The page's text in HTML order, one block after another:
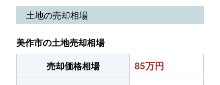
土地の売却相場
美作市の土地売却相場
売却価格相場
85万円